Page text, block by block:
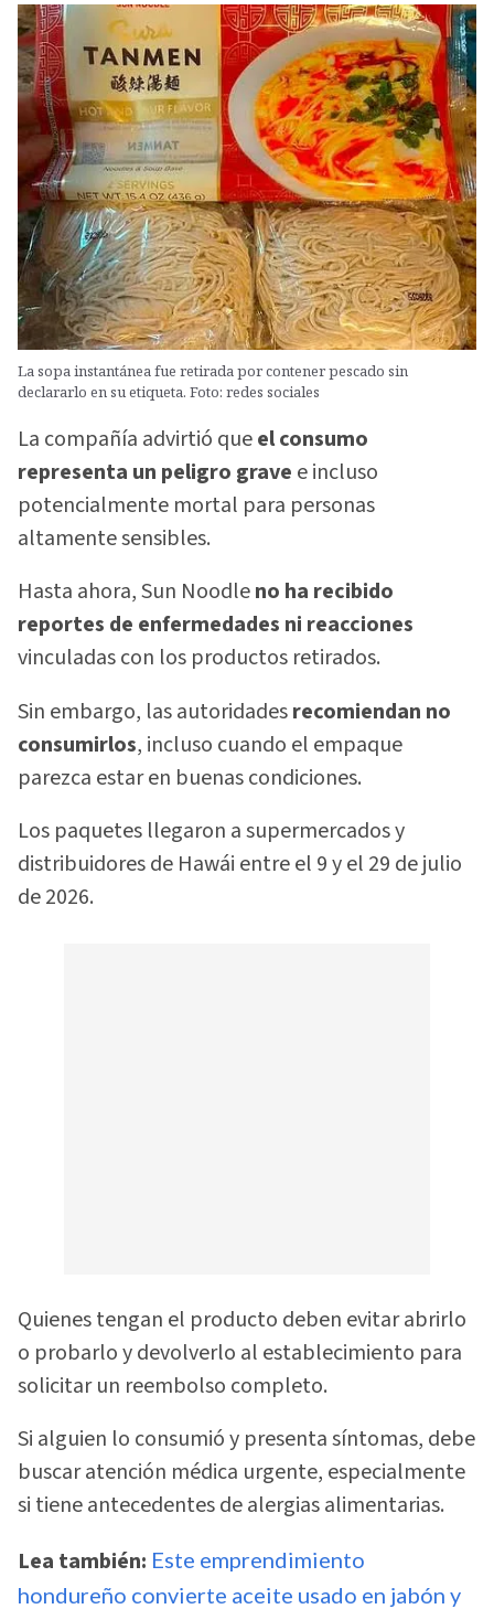
La sopa instantánea fue retirada por contener pescado sin
declararlo en su etiqueta. Foto: redes sociales
La compañía advirtió queel consumo
representa un peligro grave e incluso
potencialmente mortal para personas
altamente sensibles.
Hasta ahora, Sun Noodleno ha recibido
reportes de enfermedades ni reacciones
vinculadas con los productos retirados.
Sin embargo, las autoridadesrecomiendan no
consumirlos, incluso cuando el empaque
parezca estar en buenas condiciones.
Los paquetes llegaron a supermercados y
distribuidores de Hawái entre el 9 y el 29 de julio
de 2026.
Quienes tengan el producto deben evitar abrirlo
o probarlo y devolverlo al establecimiento para
solicitar un reembolso completo.
Si alguien lo consumió y presenta síntomas, debe
buscar atención médica urgente, especialmente
si tiene antecedentes de alergias alimentarias.
Lea también: Este emprendimiento
hondureño convierte aceite usado en jabón y